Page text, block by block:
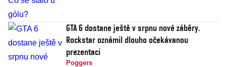
GTA 6 dostane ještě v srpnu nové záběry.
Rockstar oznámil dlouho očekávanou
prezentaci
Poggers